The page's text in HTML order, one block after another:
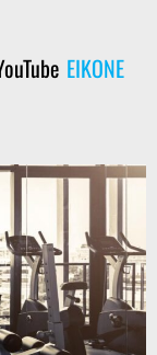
EIKONE